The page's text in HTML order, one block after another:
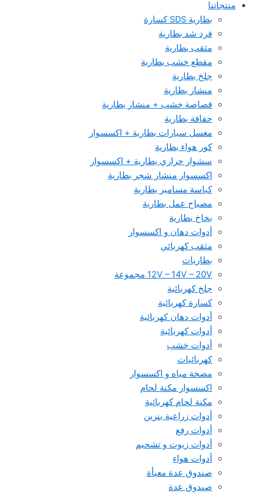
منتجاتنا
بطارية SDS كسارة
فرد شد بطارية
مثقب بطارية
مقطع خشب بطارية
جلخ بطارية
منشار بطارية
قصاصة خشب + منشار بطارية
حفافة بطارية
مغسل سيارات بطارية + اكسسوار
كور هواء بطارية
سشوار حراري بطارية + اكسسوار
اكسسوار منشار شجر بطارية
كباسة مسامير بطارية
مصباح عمل بطارية
بخاخ بطارية
أدوات دهان و اكسسوار
مثقب كهربائي
بطاريات
12V – 14V – 20V مجموعة
جلخ كهربائية
كسارة كهربائية
أدوات دهان كهربائية
أدوات كهربائية
أدوات خشب
كهربائيات
مضخة مياه و اكسسوار
اكسسوار مكنة لحام
مكنة لحام كهربائية
أدوات زراعية بنزين
أدوات رفع
أدوات زيوت و تشحيم
أدوات هواء
صندوق عدة معبأة
صندوق عدة